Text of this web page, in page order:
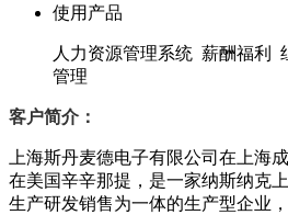
使用产品
人力资源管理系统 薪酬福利
管理
客户简介：
上海斯丹麦德电子有限公司在上海
在美国辛辛那提，是一家纳斯纳克
生产研发销售为一体的生产型企业